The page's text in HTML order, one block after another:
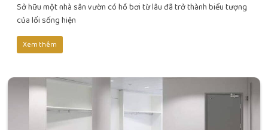
Sở hữu một nhà sân vườn có hồ bơi từ lâu đã trở thành biểu tượng
của lối sống hiện
Xem thêm